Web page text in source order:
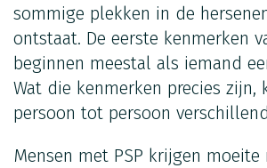
sommige plekken in de
ontstaat. De eerste kenmerken
beginnen meestal als iemand
Wat die kenmerken precies zijn,
persoon tot persoon
Mensen met PSP krijgen moeite